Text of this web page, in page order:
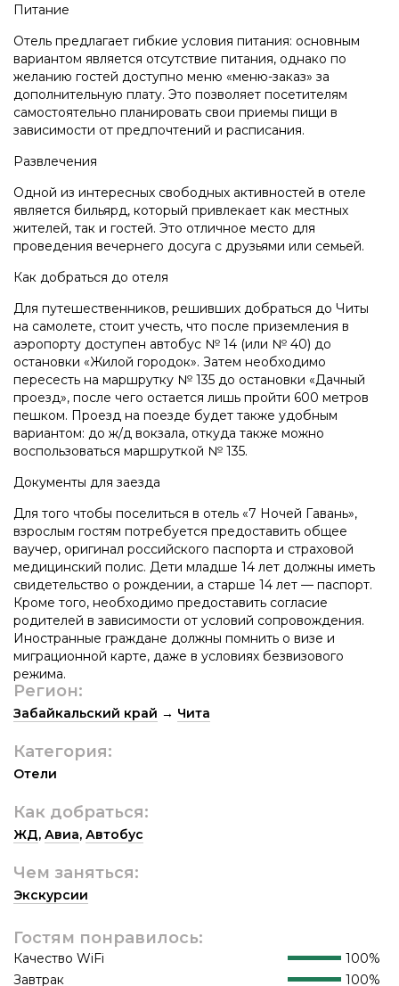
Питание
Отель предлагает гибкие условия питания: основным
вариантом является отсутствие питания, однако по
желанию гостей доступно меню «меню-заказ» за
дополнительную плату. Это позволяет посетителям
самостоятельно планировать свои приемы пищи в
зависимости от предпочтений и расписания.
Развлечения
Одной из интересных свободных активностей в отеле
является бильярд, который привлекает как местных
жителей, так и гостей. Это отличное место для
проведения вечернего досуга с друзьями или семьей.
Как добраться до отеля
Для путешественников, решивших добраться до Читы
на самолете, стоит учесть, что после приземления в
аэропорту доступен автобус № 14 (или № 40) до
остановки «Жилой городок». Затем необходимо
пересесть на маршрутку № 135 до остановки «Дачный
проезд», после чего остается лишь пройти 600 метров
пешком. Проезд на поезде будет также удобным
вариантом: до ж/д вокзала, откуда также можно
воспользоваться маршруткой № 135.
Документы для заезда
Для того чтобы поселиться в отель «7 Ночей Гавань»,
взрослым гостям потребуется предоставить общее
ваучер, оригинал российского паспорта и страховой
медицинский полис. Дети младше 14 лет должны иметь
свидетельство о рождении, а старше 14 лет — паспорт.
Кроме того, необходимо предоставить согласие
родителей в зависимости от условий сопровождения.
Иностранные граждане должны помнить о визе и
миграционной карте, даже в условиях безвизового
режима.
Регион:
Забайкальский край → Чита
Категория:
Отели
Как добраться:
ЖД, Авиа, Автобус
Чем заняться:
Экскурсии
Гостям понравилось:
Качество WiFi
100%
Завтрак
100%